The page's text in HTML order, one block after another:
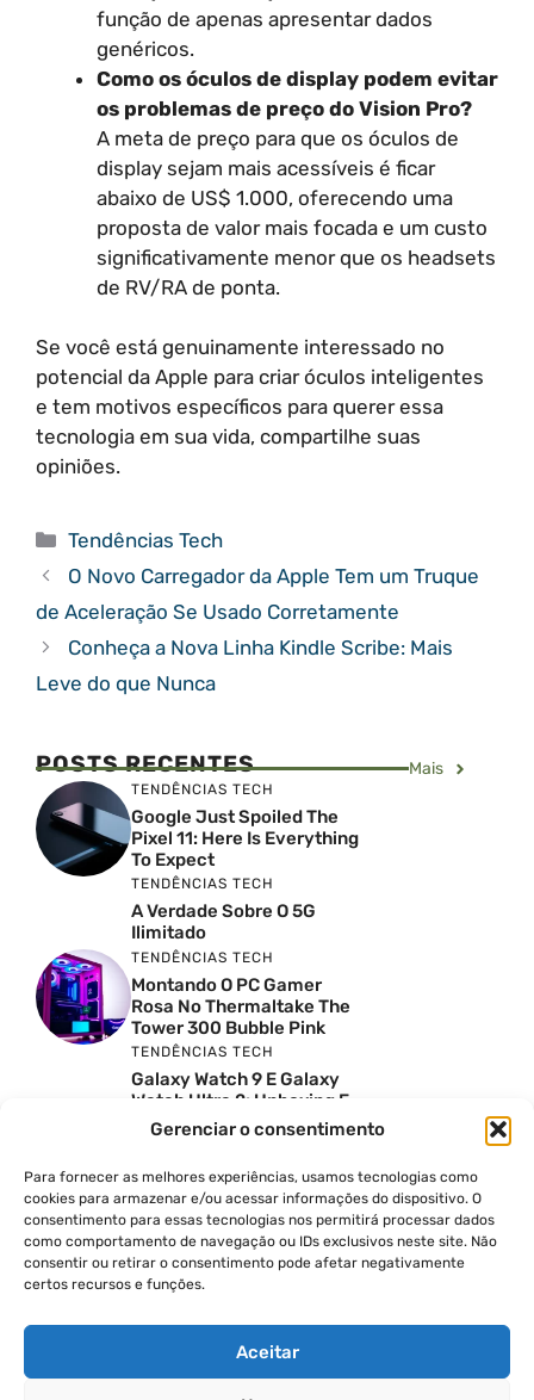
Gerenciar o consentimento
Para fornecer as melhores experiências, usamos tecnologias como
cookies para armazenar e/ou acessar informações do dispositivo. O
consentimento para essas tecnologias nos permitirá processar dados
como comportamento de navegação ou IDs exclusivos neste site. Não
consentir ou retirar o consentimento pode afetar negativamente
certos recursos e funções.
Aceitar
função de apenas apresentar dados
genéricos.
Como os óculos de display podem evitar
os problemas de preço do Vision Pro?
A meta de preço para que os óculos de
display sejam mais acessíveis é ficar
abaixo de US$ 1.000, oferecendo uma
proposta de valor mais focada e um custo
significativamente menor que os headsets
de RV/RA de ponta.
Se você está genuinamente interessado no
potencial da Apple para criar óculos inteligentes
e tem motivos específicos para querer essa
tecnologia em sua vida, compartilhe suas
opiniões.
Categorias
Tendências Tech
O Novo Carregador da Apple Tem um Truque
de Aceleração Se Usado Corretamente
Conheça a Nova Linha Kindle Scribe: Mais
Leve do que Nunca
POSTS RECENTES Mais
TENDÊNCIAS TECH
Google Just Spoiled The
Pixel 11: Here Is Everything
To Expect
TENDÊNCIAS TECH
A Verdade Sobre O 5G
Ilimitado
TENDÊNCIAS TECH
Montando O PC Gamer
Rosa No Thermaltake The
Tower 300 Bubble Pink
TENDÊNCIAS TECH
Galaxy Watch 9 E Galaxy
Watch Ultra 2: Unboxing E
Preço No Brasil
Reviews Do YouTube Sao
Confiaveis? A Verdade Nao
E Tao Simples
TENDÊNCIAS TECH
Por Que Eu Deveria
Escolher Um Notebook